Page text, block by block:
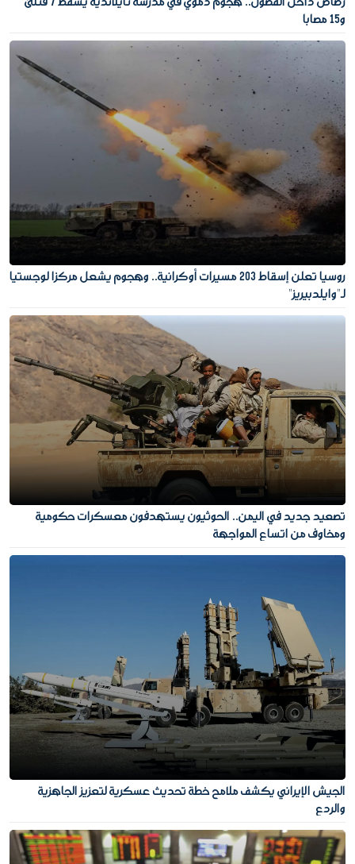
و15 مصابا
روسيا تعلن إسقاط 203 مسيرات أوكرانية.. وهجوم يشعل مركزا لوجستيا
لـ"وايلدبيريز"
تصعيد جديد في اليمن.. الحوثيون يستهدفون معسكرات حكومية
ومخاوف من اتساع المواجهة
الجيش الإيراني يكشف ملامح خطة تحديث عسكرية لتعزيز الجاهزية
والردع